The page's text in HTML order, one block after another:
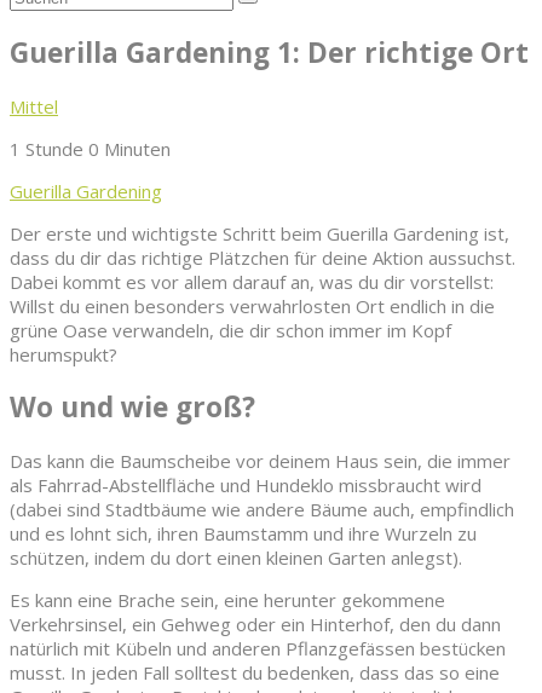
Guerilla Gardening 1: Der richtige Ort
Mittel
1 Stunde 0 Minuten
Guerilla Gardening
Der erste und wichtigste Schritt beim Guerilla Gardening ist,
dass du dir das richtige Plätzchen für deine Aktion aussuchst.
Dabei kommt es vor allem darauf an, was du dir vorstellst:
Willst du einen besonders verwahrlosten Ort endlich in die
grüne Oase verwandeln, die dir schon immer im Kopf
herumspukt?
Wo und wie groß?
Das kann die Baumscheibe vor deinem Haus sein, die immer
als Fahrrad-Abstellfläche und Hundeklo missbraucht wird
(dabei sind Stadtbäume wie andere Bäume auch, empfindlich
und es lohnt sich, ihren Baumstamm und ihre Wurzeln zu
schützen, indem du dort einen kleinen Garten anlegst).
Es kann eine Brache sein, eine herunter gekommene
Verkehrsinsel, ein Gehweg oder ein Hinterhof, den du dann
natürlich mit Kübeln und anderen Pflanzgefässen bestücken
musst. In jeden Fall solltest du bedenken, dass das so eine